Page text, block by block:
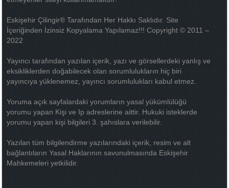
Eskişehir Çilingir® Tarafından Her Hakkı Saklıdır. Site
İçeriğinden İzinsiz Kopyalama Yapılamaz!!! Copyright © 2011 –
2022
Yayıncı tarafından yazılan içerik, yazı ve görsellerdeki yanlış ve
eksikliklerden doğabilecek olan sorumlulukların hiç biri
yayıncıya yüklenemez, yayıncı sorumlulukları kabul etmez.
Yoruma açık sayfalardaki yorumların yasal yükümlülüğü
yorumu yapan Kişi ve Ip adreslerine aittir. Hukuki isteklerde
yorumu yapan kişi bilgileri 3. şahıslara verilebilir.
Yazılan tüm bilgilendirme yazılarındaki içerik, resim ve alt
bağlantıların Yasal Haklarının savunulmasında Eskişehir
Mahkemeleri yetkilidir.